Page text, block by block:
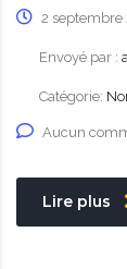
2 septembre
Envoyé par :
Catégorie:
Aucun
Lire plus